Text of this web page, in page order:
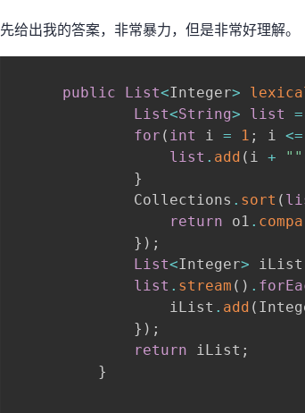
先给出我的答案，非常暴力，但是非常好理解。
public List<Integer>
List<String> list =
for ( int i = 1 ; i <=
list . add ( i + ""
}
              Collections
. sort (
return o1 .
} ) ;
List<Integer>
list . stream ( ) .
                  iList
. add (
} ) ;
return iList ;
}